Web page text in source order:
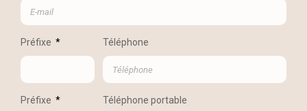
Préfixe Téléphone
Préfixe Téléphone portable